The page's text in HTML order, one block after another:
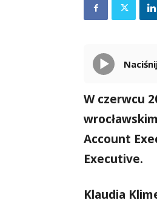
W czerwcu
Account
Executive.
Klaudia